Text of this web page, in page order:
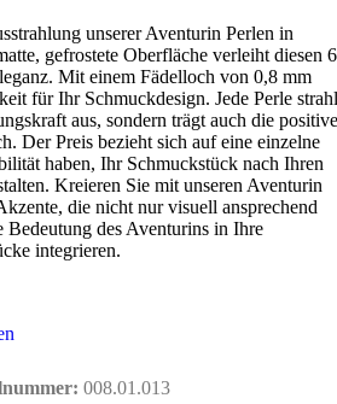
unserer Aventurin Perlen in
gefrostete Oberfläche verleiht diesen
Mit einem Fädelloch von 0,8 mm
für Ihr Schmuckdesign. Jede Perle
aus, sondern trägt auch die positive
Der Preis bezieht sich auf eine einzelne
haben, Ihr Schmuckstück nach Ihren
Kreieren Sie mit unseren Aventurin
die nicht nur visuell ansprechend
Bedeutung des Aventurins in Ihre
integrieren.
008.01.013